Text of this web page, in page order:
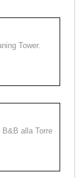
Tower.
B&B alla Torre